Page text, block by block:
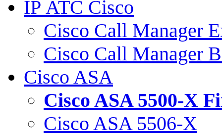
IP АТС Cisco
Cisco Call Manager
Cisco Call Manager
Cisco ASA
Cisco ASA 5500-X
Cisco ASA 5506-X